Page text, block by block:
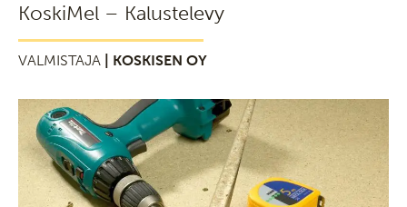
KoskiMel – Kalustelevy
VALMISTAJA | KOSKISEN OY